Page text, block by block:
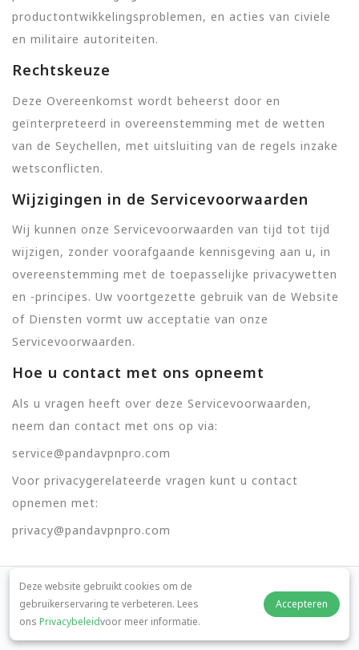
productontwikkelingsproblemen, en acties van civiele
en militaire autoriteiten.
Rechtskeuze
Deze Overeenkomst wordt beheerst door en
geïnterpreteerd in overeenstemming met de wetten
van de Seychellen, met uitsluiting van de regels inzake
wetsconflicten.
Wijzigingen in de Servicevoorwaarden
Wij kunnen onze Servicevoorwaarden van tijd tot tijd
wijzigen, zonder voorafgaande kennisgeving aan u, in
overeenstemming met de toepasselijke privacywetten
en -principes. Uw voortgezette gebruik van de Website
of Diensten vormt uw acceptatie van onze
Servicevoorwaarden.
Hoe u contact met ons opneemt
Als u vragen heeft over deze Servicevoorwaarden,
neem dan contact met ons op via:
service@pandavpnpro.com
Voor privacygerelateerde vragen kunt u contact
opnemen met:
privacy@pandavpnpro.com
Over Ons Downloaden
Deze website gebruikt cookies om de
gebruikerservaring te verbeteren. Lees
ons Privacybeleidvoor meer informatie.
Accepteren